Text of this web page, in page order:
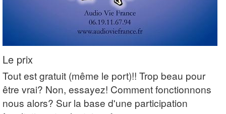
Le prix
Tout est gratuit (même le port)!! Trop beau pour
être vrai? Non, essayez! Comment fonctionnons
nous alors? Sur la base d'une participation